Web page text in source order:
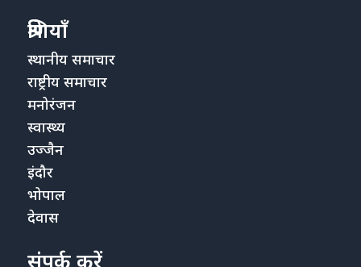
श्रेणियाँ
स्थानीय समाचार
राष्ट्रीय समाचार
मनोरंजन
स्वास्थ्य
उज्जैन
इंदौर
भोपाल
देवास
संपर्क करें